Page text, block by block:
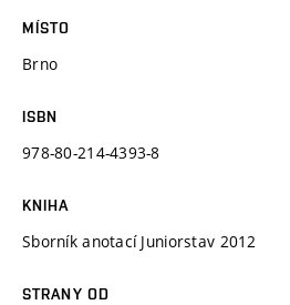
MÍSTO
Brno
ISBN
978-80-214-4393-8
KNIHA
Sborník anotací Juniorstav 2012
STRANY OD